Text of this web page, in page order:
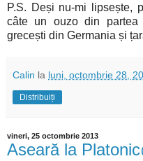
P.S. Deși nu-mi lipsește,
câte un ouzo din
grecești din Germania și
Calin la luni, octombrie 28,
Distribuiți
vineri, 25 octombrie 2013
Aseară la